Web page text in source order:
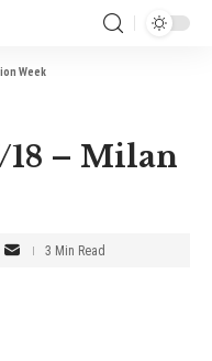
Week
18 – Milan
3 Min Read